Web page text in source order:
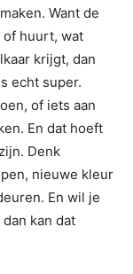
Want de
of huurt, wat
krijgt, dan
echt super.
of iets aan
En dat hoeft
Denk
nieuwe kleur
En wil je
kan dat